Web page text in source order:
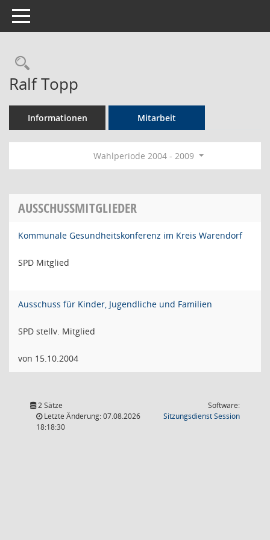
Toggle navigation
Rechercheauswahl
Ralf Topp
Informationen Mitarbeit
Wahlperiode 2004 - 2009
AUSSCHUSSMITGLIEDER
Kommunale Gesundheitskonferenz im Kreis Warendorf
SPD Mitglied
Ausschuss für Kinder, Jugendliche und Familien
SPD stellv. Mitglied
von 15.10.2004
2 Sätze
Letzte Änderung: 07.08.2026
18:18:30
Software:
SitzungsdienstSession(Wird in